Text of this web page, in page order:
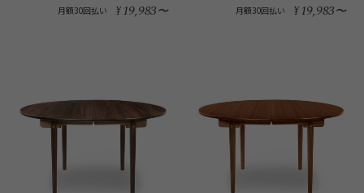
月額30回払い ¥ 19,983〜 月額30回払い ¥ 19,983〜